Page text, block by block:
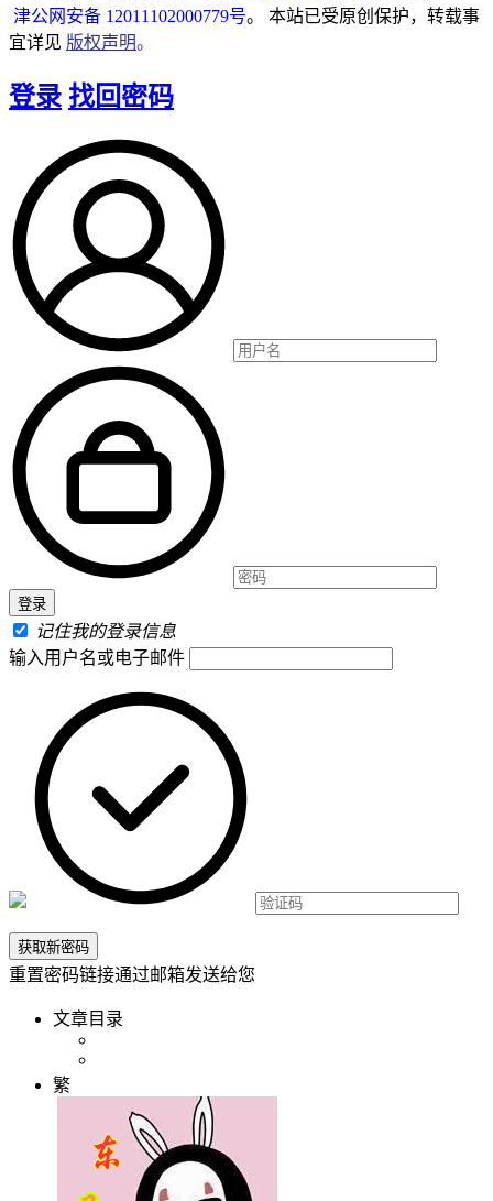
津公网安备 12011102000779号。 本站已受原创保护，转载事
宜详见 版权声明。
登录 找回密码
记住我的登录信息
输入用户名或电子邮件
重置密码链接通过邮箱发送给您
文章目录
繁